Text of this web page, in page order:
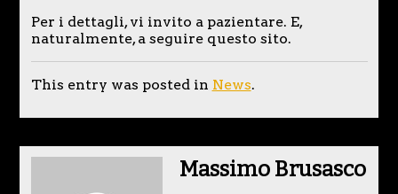
Per i dettagli, vi invito a pazientare. E,
naturalmente, a seguire questo sito.
This entry was posted in News.
Massimo Brusasco